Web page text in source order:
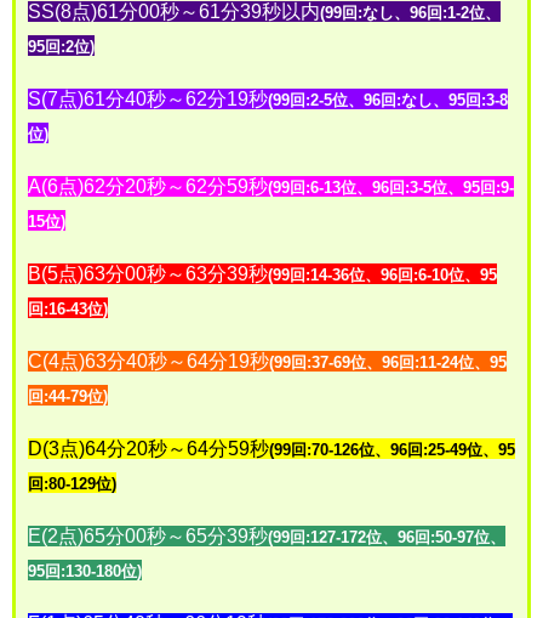
SS(8点)61分00秒～61分39秒以内(99回:なし、96回:1-2位、
95回:2位)
S(7点)61分40秒～62分19秒(99回:2-5位、96回:なし、95回:3-8
位)
A(6点)62分20秒～62分59秒(99回:6-13位、96回:3-5位、95回:9-
15位)
B(5点)63分00秒～63分39秒(99回:14-36位、96回:6-10位、95
回:16-43位)
C(4点)63分40秒～64分19秒(99回:37-69位、96回:11-24位、95
回:44-79位)
D(3点)64分20秒～64分59秒(99回:70-126位、96回:25-49位、95
回:80-129位)
E(2点)65分00秒～65分39秒(99回:127-172位、96回:50-97位、
95回:130-180位)